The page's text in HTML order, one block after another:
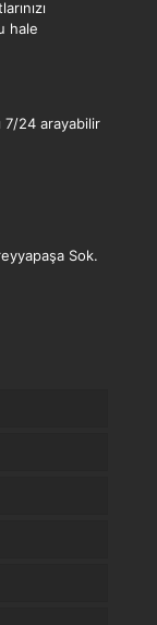
hale
7/24 arayabilir
Sok.